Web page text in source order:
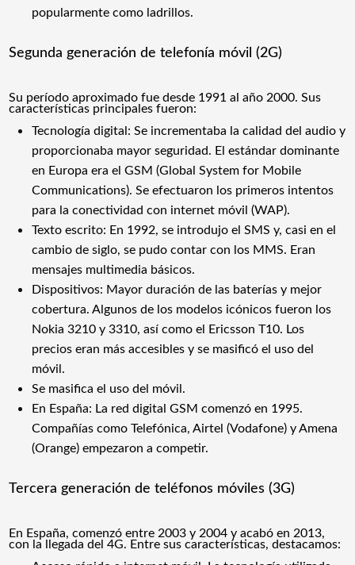
popularmente como ladrillos.
Segunda generación de telefonía móvil (2G)
Su período aproximado fue desde 1991 al año 2000. Sus
características principales fueron:
Tecnología digital: Se incrementaba la calidad del audio y
proporcionaba mayor seguridad. El estándar dominante
en Europa era el GSM (Global System for Mobile
Communications). Se efectuaron los primeros intentos
para la conectividad con internet móvil (WAP).
Texto escrito: En 1992, se introdujo el SMS y, casi en el
cambio de siglo, se pudo contar con los MMS. Eran
mensajes multimedia básicos.
Dispositivos: Mayor duración de las baterías y mejor
cobertura. Algunos de los modelos icónicos fueron los
Nokia 3210 y 3310, así como el Ericsson T10. Los
precios eran más accesibles y se masificó el uso del
móvil.
Se masifica el uso del móvil.
En España: La red digital GSM comenzó en 1995.
Compañías como Telefónica, Airtel (Vodafone) y Amena
(Orange) empezaron a competir.
Tercera generación de teléfonos móviles (3G)
En España, comenzó entre 2003 y 2004 y acabó en 2013,
con la llegada del 4G. Entre sus características, destacamos: